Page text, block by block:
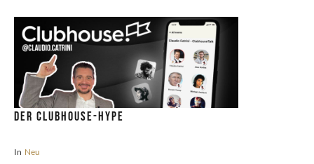
Der Clubhouse-Hype
In Neu